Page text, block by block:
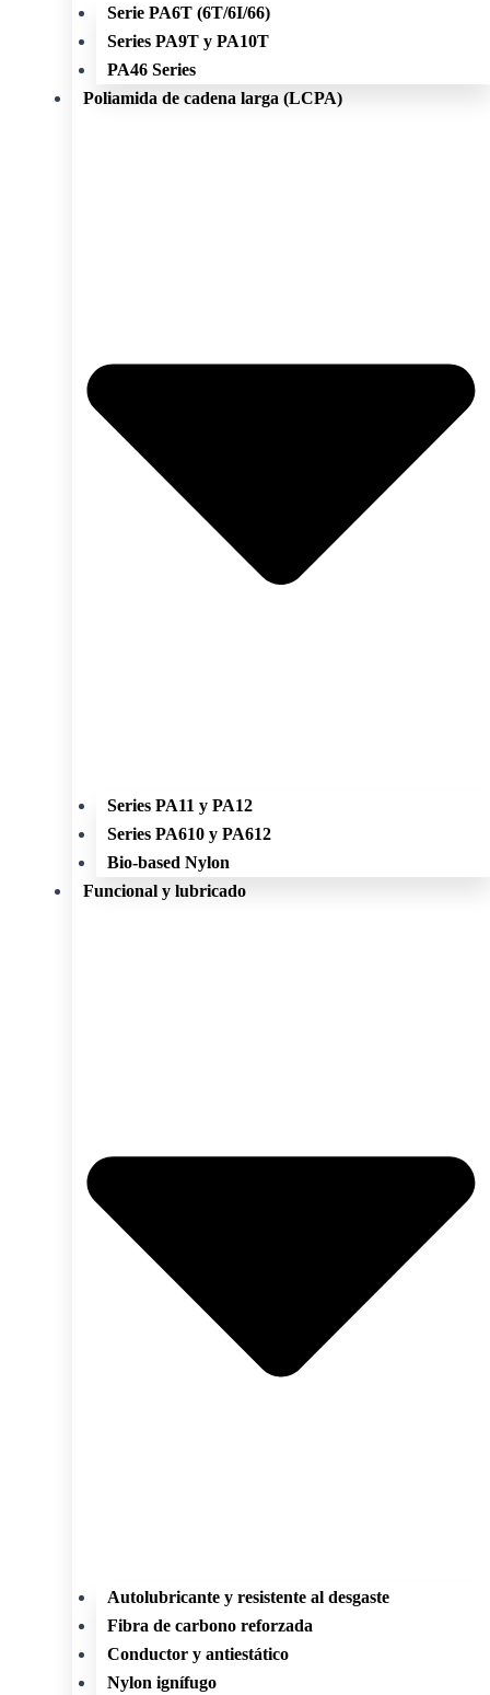
Serie PA6T (6T/6I/66)
Series PA9T y PA10T
PA46 Series
Poliamida de cadena larga (LCPA)
Series PA11 y PA12
Series PA610 y PA612
Bio-based Nylon
Funcional y lubricado
Autolubricante y resistente al desgaste
Fibra de carbono reforzada
Conductor y antiestático
Nylon ignífugo